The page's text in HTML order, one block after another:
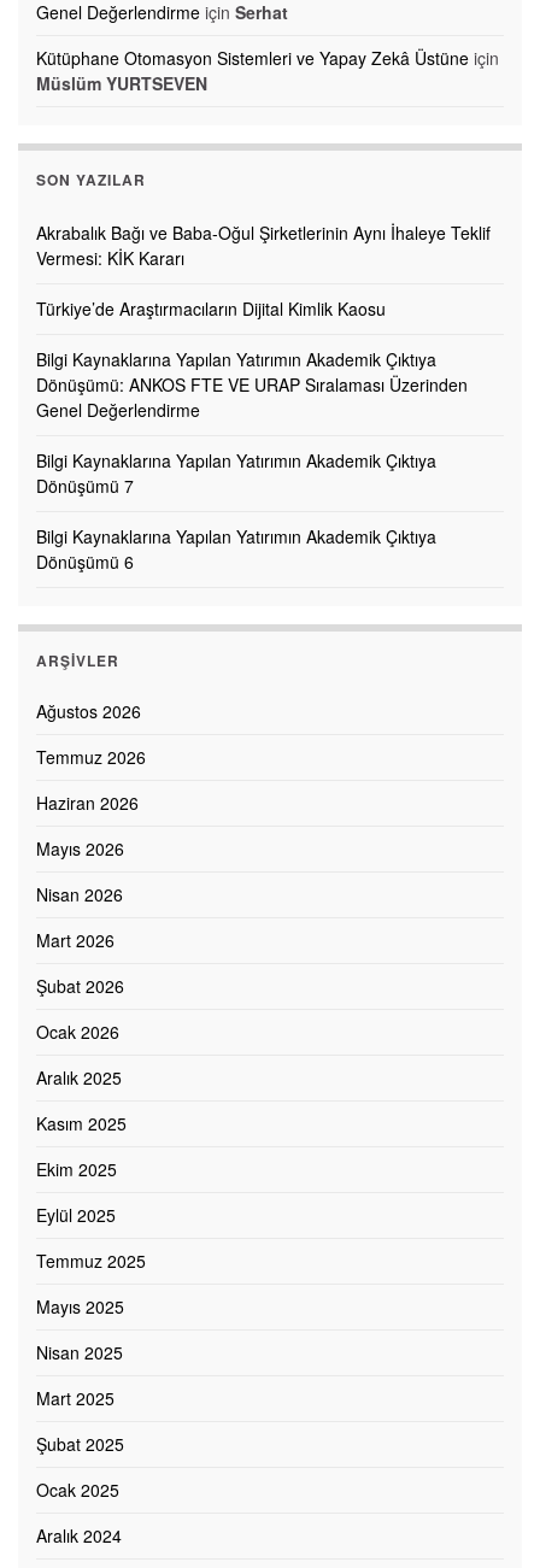
Genel Değerlendirme için Serhat
Kütüphane Otomasyon Sistemleri ve Yapay Zekâ Üstüne için
Müslüm YURTSEVEN
SON YAZILAR
Akrabalık Bağı ve Baba-Oğul Şirketlerinin Aynı İhaleye Teklif
Vermesi: KİK Kararı
Türkiye’de Araştırmacıların Dijital Kimlik Kaosu
Bilgi Kaynaklarına Yapılan Yatırımın Akademik Çıktıya
Dönüşümü: ANKOS FTE VE URAP Sıralaması Üzerinden
Genel Değerlendirme
Bilgi Kaynaklarına Yapılan Yatırımın Akademik Çıktıya
Dönüşümü 7
Bilgi Kaynaklarına Yapılan Yatırımın Akademik Çıktıya
Dönüşümü 6
ARŞIVLER
Ağustos 2026
Temmuz 2026
Haziran 2026
Mayıs 2026
Nisan 2026
Mart 2026
Şubat 2026
Ocak 2026
Aralık 2025
Kasım 2025
Ekim 2025
Eylül 2025
Temmuz 2025
Mayıs 2025
Nisan 2025
Mart 2025
Şubat 2025
Ocak 2025
Aralık 2024